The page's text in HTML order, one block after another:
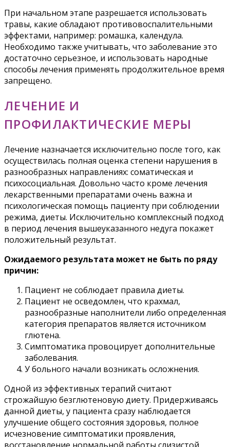
При начальном этапе разрешается использовать
травы, какие обладают противовоспалительными
эффектами, например: ромашка, календула.
Необходимо также учитывать, что заболевание это
достаточно серьезное, и использовать народные
способы лечения применять продолжительное время
запрещено.
ЛЕЧЕНИЕ И
ПРОФИЛАКТИЧЕСКИЕ МЕРЫ
Лечение назначается исключительно после того, как
осуществилась полная оценка степени нарушения в
разнообразных направлениях: соматическая и
психосоциальная. Довольно часто кроме лечения
лекарственными препаратами очень важна и
психологическая помощь пациенту при соблюдении
режима, диеты. Исключительно комплексный подход
в период лечения вышеуказанного недуга покажет
положительный результат.
Ожидаемого результата может не быть по ряду
причин:
Пациент не соблюдает правила диеты.
Пациент не осведомлен, что крахмал,
разнообразные наполнители либо определенная
категория препаратов является источником
глютена.
Симптоматика провоцирует дополнительные
заболевания.
У больного начали возникать осложнения.
Одной из эффективных терапий считают
строжайшую безглютеновую диету. Придерживаясь
данной диеты, у пациента сразу наблюдается
улучшение общего состояния здоровья, полное
исчезновение симптоматики проявления,